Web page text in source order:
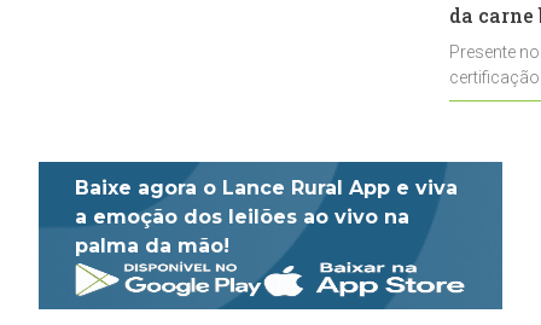
da
Presente
Baixe agora o Lance Rural App e viva
a emoção dos leilões ao vivo na
palma da mão!